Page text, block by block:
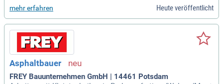
etergenau um. Besonders beim Freilegen sensibler Leitunge
n benötigst du Fingerspitzengefühl und Präzision. In unsere
m abwechslungsreichen Arbeitsumfeld fördern wir Teamgei
st und eine angenehme Atmosphäre. Dir stehen interessant
e Weiterbildungsmöglichkeiten und eine attraktive Vergütun
g, einschließlich 30 Tagen Urlaub und 25% Urlaubsgeld, zur
Verfügung. Wenn du eine relevante Berufsausbildung hast u
nd zuverlässig arbeitest, dann werde Teil unseres engagierte
mehr erfahren Heute veröffentlicht
Asphaltbauer
FREY Bauunternehmen GmbH | 14461 Potsdam